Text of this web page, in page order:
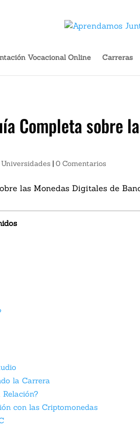
Vocacional Online Carreras
Completa sobre
Universidades |0 Comentarios
la Carrera
con las Criptomonedas